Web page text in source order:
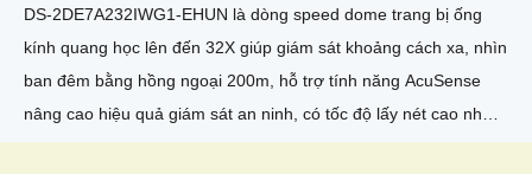
DS-2DE7A232IWG1-EHUN là dòng speed dome trang bị ống
kính quang học lên đến 32X giúp giám sát khoảng cách xa, nhìn
ban đêm bằng hồng ngoại 200m, hỗ trợ tính năng AcuSense
nâng cao hiệu quả giám sát an ninh, có tốc độ lấy nét cao nhờ
công nghệ Self-learning